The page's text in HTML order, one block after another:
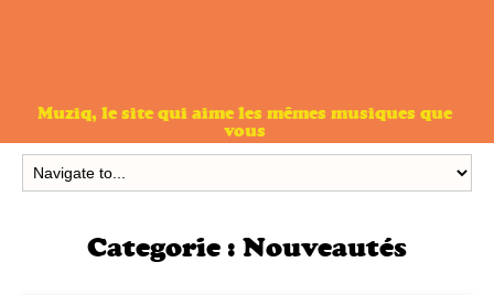
Muziq, le site qui aime les mêmes musiques que
vous
Categorie : Nouveautés